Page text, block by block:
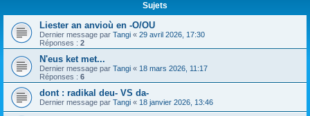
Sujets
Liester an anvioù en -O/OU
Dernier message par Tangi « 29 avril 2026, 17:30
Réponses : 2
N'eus ket met...
Dernier message par Tangi « 18 mars 2026, 11:17
Réponses : 6
dont : radikal deu- VS da-
Dernier message par Tangi « 18 janvier 2026, 13:46